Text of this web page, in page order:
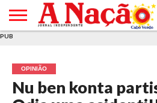
E DE
COOKIES
DE
UTILIZAÇÃO
PUB
OPINIÃO
Nu ben konta